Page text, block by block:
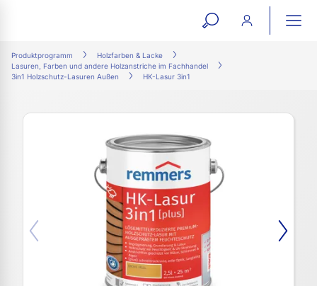
open
Produktprogramm
Holzfarben & Lacke
Lasuren, Farben und andere Holzanstriche im Fachhandel
3in1 Holzschutz-Lasuren Außen
HK-Lasur 3in1